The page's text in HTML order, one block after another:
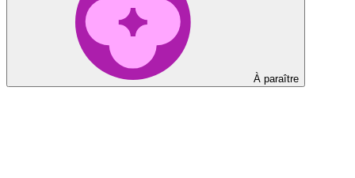
À paraître